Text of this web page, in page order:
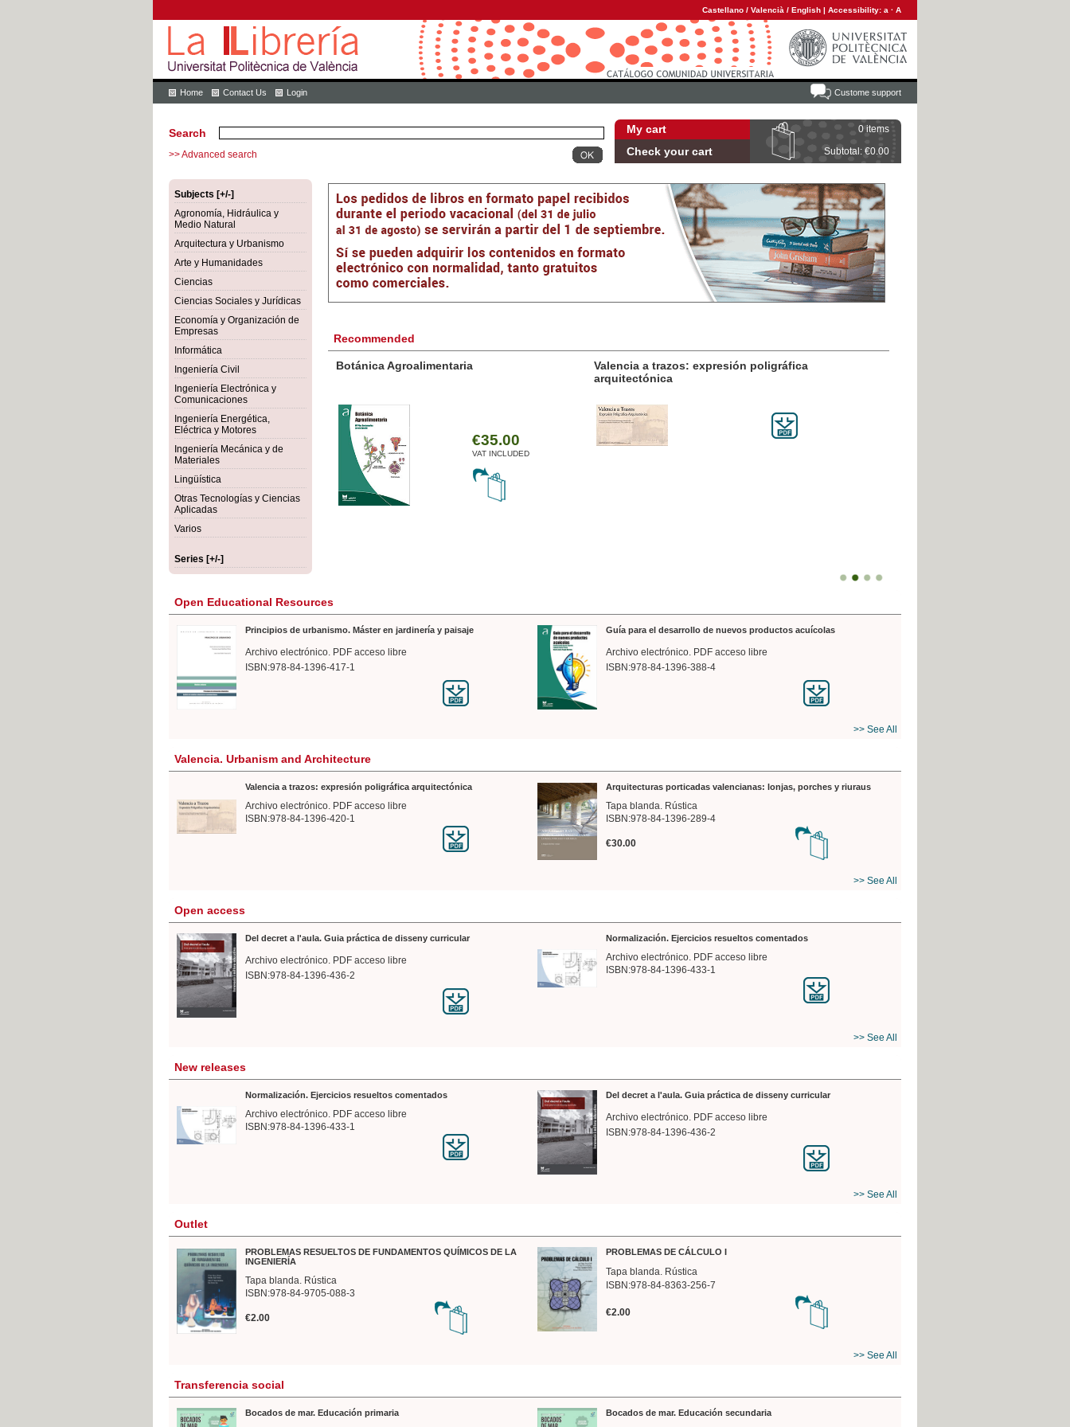
Castellano / Valencià / English | Accessibility: a · A
Custome support
Home Contact Us Login
My cart 0 items
Check your cart Subtotal: €0.00
Search
>> Advanced search
Subjects [+/-]
Agronomía, Hidráulica y
Medio Natural
Arquitectura y Urbanismo
Arte y Humanidades
Ciencias
Ciencias Sociales y Jurídicas
Economía y Organización de
Empresas
Informática
Ingeniería Civil
Ingeniería Electrónica y
Comunicaciones
Ingeniería Energética,
Eléctrica y Motores
Ingeniería Mecánica y de
Materiales
Lingüística
Otras Tecnologías y Ciencias
Aplicadas
Varios
Series [+/-]
Recommended
Botánica Agroalimentaria
€35.00
VAT INCLUDED
Valencia a trazos: expresión poligráfica
arquitectónica
Open Educational Resources
Principios de urbanismo. Máster en jardinería y paisaje
Archivo electrónico. PDF acceso libre
ISBN:978-84-1396-417-1
Guía para el desarrollo de nuevos productos acuícolas
Archivo electrónico. PDF acceso libre
ISBN:978-84-1396-388-4
>> See All
Valencia. Urbanism and Architecture
Valencia a trazos: expresión poligráfica arquitectónica
Archivo electrónico. PDF acceso libre
ISBN:978-84-1396-420-1
Arquitecturas porticadas valencianas: lonjas, porches y riuraus
Tapa blanda. Rústica
ISBN:978-84-1396-289-4
€30.00
>> See All
Open access
Del decret a l'aula. Guia práctica de disseny curricular
Archivo electrónico. PDF acceso libre
ISBN:978-84-1396-436-2
Normalización. Ejercicios resueltos comentados
Archivo electrónico. PDF acceso libre
ISBN:978-84-1396-433-1
>> See All
New releases
Normalización. Ejercicios resueltos comentados
Archivo electrónico. PDF acceso libre
ISBN:978-84-1396-433-1
Del decret a l'aula. Guia práctica de disseny curricular
Archivo electrónico. PDF acceso libre
ISBN:978-84-1396-436-2
>> See All
Outlet
PROBLEMAS RESUELTOS DE FUNDAMENTOS QUÍMICOS DE LA
INGENIERÍA
Tapa blanda. Rústica
ISBN:978-84-9705-088-3
€2.00
PROBLEMAS DE CÁLCULO I
Tapa blanda. Rústica
ISBN:978-84-8363-256-7
€2.00
>> See All
Transferencia social
Bocados de mar. Educación primaria Bocados de mar. Educación secundaria